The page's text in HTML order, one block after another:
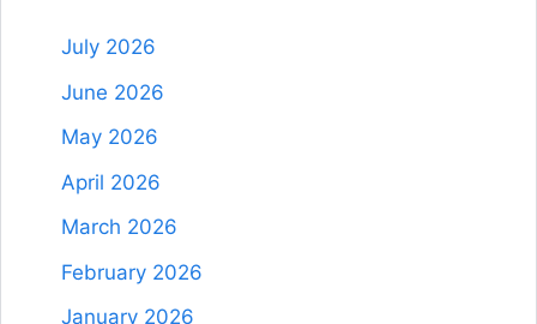
July 2026
June 2026
May 2026
April 2026
March 2026
February 2026
January 2026